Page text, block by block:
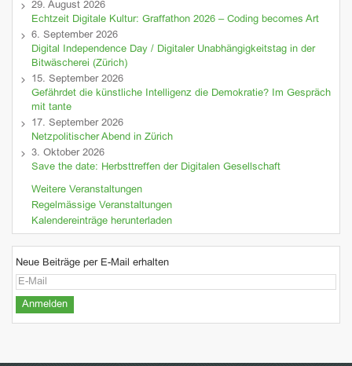
29. August 2026
Echtzeit Digitale Kultur: Graffathon 2026 – Coding becomes Art
6. September 2026
Digital Independence Day / Digitaler Unabhängigkeitstag in der
Bitwäscherei (Zürich)
15. September 2026
Gefährdet die künstliche Intelligenz die Demokratie? Im Gespräch
mit tante
17. September 2026
Netzpolitischer Abend in Zürich
3. Oktober 2026
Save the date: Herbsttreffen der Digitalen Gesellschaft
Weitere Veranstaltungen
Regelmässige Veranstaltungen
Kalendereinträge herunterladen
Neue Beiträge per E-Mail erhalten